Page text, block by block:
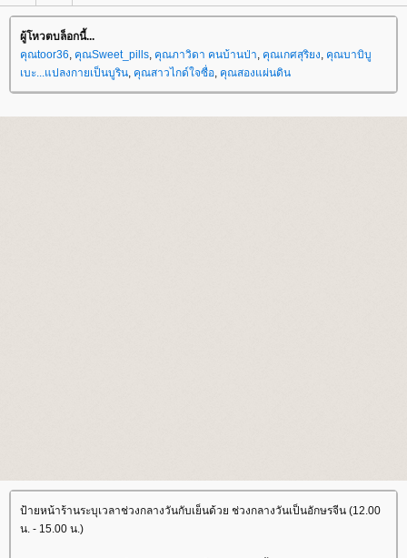
ผู้โหวตบล็อกนี้...
คุณtoor36, คุณSweet_pills, คุณภาวิดา คนบ้านป่า, คุณเกศสุริยง, คุณบาบิบู
เบะ...แปลงกายเป็นบูริน, คุณสาวไกด์ใจซื่อ, คุณสองแผ่นดิน
ป้ายหน้าร้านระบุเวลาช่วงกลางวันกับเย็นด้วย ช่วงกลางวันเป็นอักษรจีน (12.00
น. - 15.00 น.)